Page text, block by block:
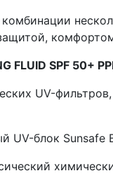
FLUID SPF 50+
UV-
UV-блок Sunsafe